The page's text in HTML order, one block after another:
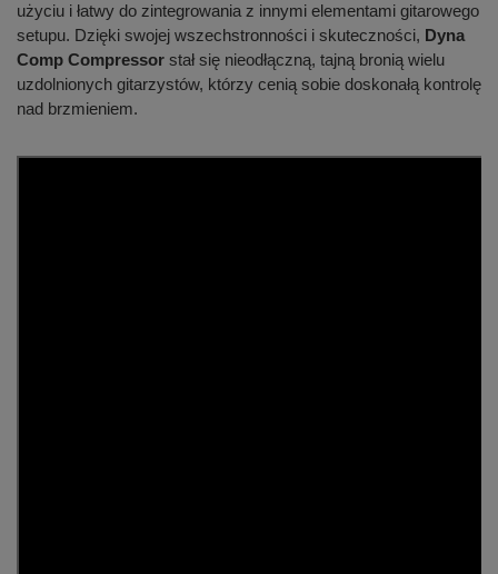
użyciu i łatwy do zintegrowania z innymi elementami gitarowego
setupu. Dzięki swojej wszechstronności i skuteczności, Dyna
Comp Compressor stał się nieodłączną, tajną bronią wielu
uzdolnionych gitarzystów, którzy cenią sobie doskonałą kontrolę
nad brzmieniem.